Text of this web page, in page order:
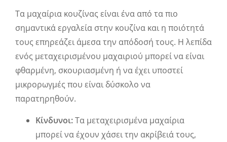
Τα μαχαίρια κουζίνας είναι ένα από τα πιο
σημαντικά εργαλεία στην κουζίνα και η ποιότητά
τους επηρεάζει άμεσα την απόδοσή τους. Η λεπίδα
ενός μεταχειρισμένου μαχαιριού μπορεί να είναι
φθαρμένη, σκουριασμένη ή να έχει υποστεί
μικρορωγμές που είναι δύσκολο να
παρατηρηθούν.
Κίνδυνοι:Τα μεταχειρισμένα μαχαίρια
μπορεί να έχουν χάσει την ακρίβειά τους,